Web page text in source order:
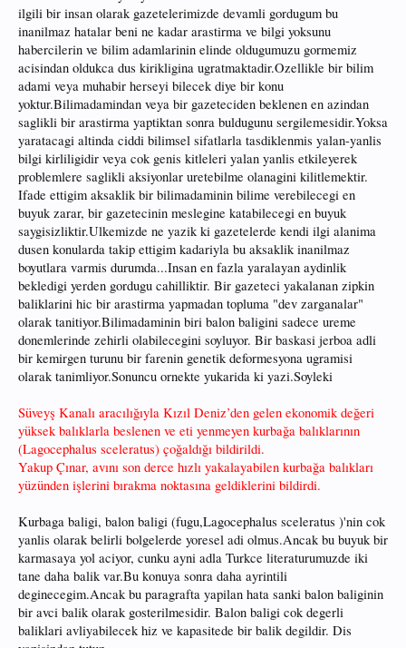
ilgili bir insan olarak gazetelerimizde devamli gordugum bu
inanilmaz hatalar beni ne kadar arastirma ve bilgi yoksunu
habercilerin ve bilim adamlarinin elinde oldugumuzu gormemiz
acisindan oldukca dus kirikligina ugratmaktadir.Ozellikle bir bilim
adami veya muhabir herseyi bilecek diye bir konu
yoktur.Bilimadamindan veya bir gazeteciden beklenen en azindan
saglikli bir arastirma yaptiktan sonra buldugunu sergilemesidir.Yoksa
yaratacagi altinda ciddi bilimsel sifatlarla tasdiklenmis yalan-yanlis
bilgi kirliligidir veya cok genis kitleleri yalan yanlis etkileyerek
problemlere saglikli aksiyonlar uretebilme olanagini kilitlemektir.
Ifade ettigim aksaklik bir bilimadaminin bilime verebilecegi en
buyuk zarar, bir gazetecinin meslegine katabilecegi en buyuk
saygisizliktir.Ulkemizde ne yazik ki gazetelerde kendi ilgi alanima
dusen konularda takip ettigim kadariyla bu aksaklik inanilmaz
boyutlara varmis durumda...Insan en fazla yaralayan aydinlik
bekledigi yerden gordugu cahilliktir. Bir gazeteci yakalanan zipkin
baliklarini hic bir arastirma yapmadan topluma "dev zarganalar"
olarak tanitiyor.Bilimadaminin biri balon baligini sadece ureme
donemlerinde zehirli olabilecegini soyluyor. Bir baskasi jerboa adli
bir kemirgen turunu bir farenin genetik deformesyona ugramisi
olarak tanimliyor.Sonuncu ornekte yukarida ki yazi.Soyleki
Süveyş Kanalı aracılığıyla Kızıl Deniz’den gelen ekonomik değeri
yüksek balıklarla beslenen ve eti yenmeyen kurbağa balıklarının
(Lagocephalus sceleratus) çoğaldığı bildirildi.
Yakup Çınar, avını son derce hızlı yakalayabilen kurbağa balıkları
yüzünden işlerini bırakma noktasına geldiklerini bildirdi.
Kurbaga baligi, balon baligi (fugu,Lagocephalus sceleratus )'nin cok
yanlis olarak belirli bolgelerde yoresel adi olmus.Ancak bu buyuk bir
karmasaya yol aciyor, cunku ayni adla Turkce literaturumuzde iki
tane daha balik var.Bu konuya sonra daha ayrintili
deginecegim.Ancak bu paragrafta yapilan hata sanki balon baliginin
bir avci balik olarak gosterilmesidir. Balon baligi cok degerli
baliklari avliyabilecek hiz ve kapasitede bir balik degildir. Dis